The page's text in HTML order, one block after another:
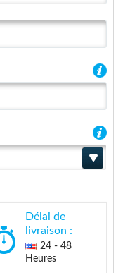
Délai de
livraison :
24 - 48
Heures